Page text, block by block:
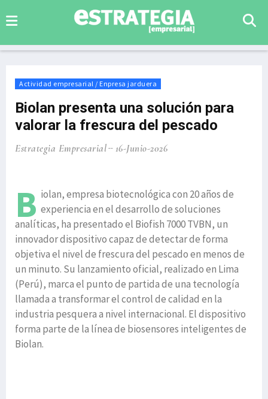
Actividad empresarial / Enpresa jarduera
Biolan presenta una solución para
valorar la frescura del pescado
Estrategia Empresarial 16-Junio-2026
B iolan, empresa biotecnológica con 20 años de
experiencia en el desarrollo de soluciones
analíticas, ha presentado el Biofish 7000 TVBN, un
innovador dispositivo capaz de detectar de forma
objetiva el nivel de frescura del pescado en menos de
un minuto. Su lanzamiento oficial, realizado en Lima
(Perú), marca el punto de partida de una tecnología
llamada a transformar el control de calidad en la
industria pesquera a nivel internacional. El dispositivo
forma parte de la línea de biosensores inteligentes de
Biolan.